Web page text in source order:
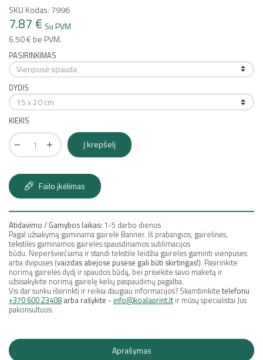
SKU Kodas: 7996
7.87 € Su PVM
6.50 € be PVM.
PASIRINKIMAS
DYDIS
KIEKIS
Į krepšelį
Failo įkėlimas
Atidavimo / Gamybos laikas: 1-5 darbo dienos
Pagal užsakymą gaminama gairelė Banner. Iš prabangios, gairelinės,
tekstilės gaminamos gairelės spausdinamos sublimacijos
būdu. Neperšviečiama ir standi tekstile leidžia gaireles gaminti vienpuses
arba dvipuses (vaizdas abejose pusėse gali būti skirtingas!). Pasirinkite
norimą gairelės dydį ir spaudos būdą, bei prisekite savo maketą ir
užsisakykite norimą gairelę kelių paspaudimų pagalba.
Vis dar sunku išsirinkti ir reikia daugiau informacijos? Skambinkite telefonu
+370 600 23408 arba rašykite - info@koalaprint.lt ir mūsų specialistai Jus
pakonsultuos.
Aprašymas